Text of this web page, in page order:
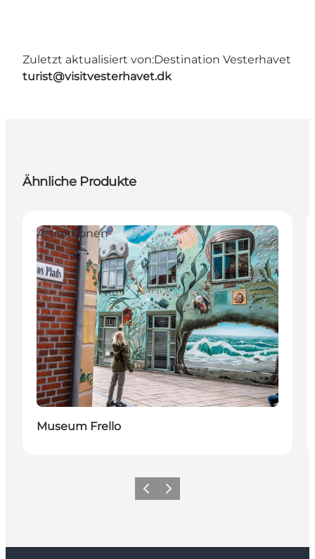
Zuletzt aktualisiert von:Destination Vesterhavet
turist@visitvesterhavet.dk
Ähnliche Produkte
Attraktionen
Museum Frello
ZurückWeiter